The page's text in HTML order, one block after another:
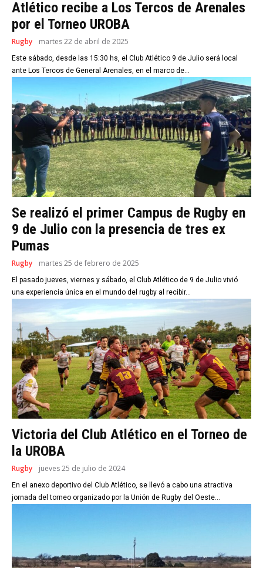
Atlético recibe a Los Tercos de Arenales
por el Torneo UROBA
Rugby martes 22 de abril de 2025
Este sábado, desde las 15:30 hs, el Club Atlético 9 de Julio será local
ante Los Tercos de General Arenales, en el marco de...
Se realizó el primer Campus de Rugby en
9 de Julio con la presencia de tres ex
Pumas
Rugby martes 25 de febrero de 2025
El pasado jueves, viernes y sábado, el Club Atlético de 9 de Julio vivió
una experiencia única en el mundo del rugby al recibir...
Victoria del Club Atlético en el Torneo de
la UROBA
Rugby jueves 25 de julio de 2024
En el anexo deportivo del Club Atlético, se llevó a cabo una atractiva
jornada del torneo organizado por la Unión de Rugby del Oeste...